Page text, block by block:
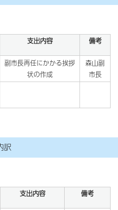
支出内容 備考
副市長再任にかかる挨拶
状の作成
森山副
市長
訳
支出内容 備考